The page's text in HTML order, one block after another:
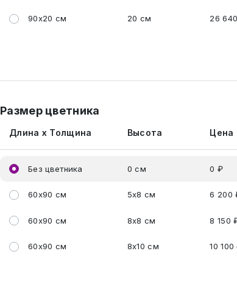
90x20 см 20 см 26
Размер цветника
Длина x Толщина Высота Цена
Без цветника 0 см 0 ₽
60x90 см 5x8 см 6 200
60x90 см 8x8 см 8 150
60x90 см 8x10 см 10 100